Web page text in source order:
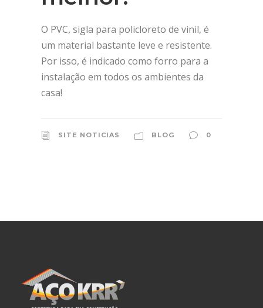
O PVC, sigla para policloreto de vinil, é
um material bastante leve e resistente.
Por isso, é indicado como forro para a
instalação em todos os ambientes da
casa!
SITE NOTICIAS BLOG 0